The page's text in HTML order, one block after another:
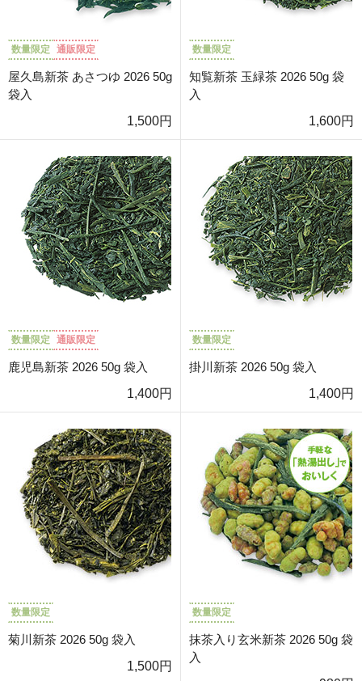
数量限定 通販限定
屋久島新茶 あさつゆ 2026 50g
袋入
1,500円
数量限定
知覧新茶 玉緑茶 2026 50g 袋
入
1,600円
数量限定 通販限定
鹿児島新茶 2026 50g 袋入
1,400円
数量限定
掛川新茶 2026 50g 袋入
1,400円
数量限定
菊川新茶 2026 50g 袋入
1,500円
数量限定
抹茶入り玄米新茶 2026 50g 袋
入